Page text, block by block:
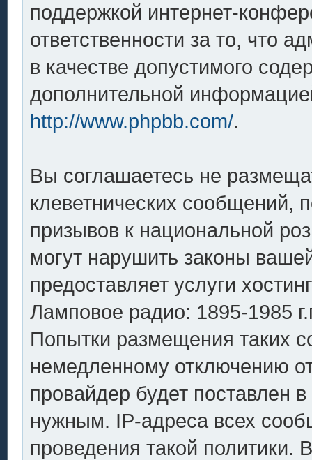
поддержкой интернет-
ответственности за то, что
в качестве допустимого
дополнительной
http://www.phpbb.com/.
Вы соглашаетесь не
клеветнических сообщений,
призывов к национальной
могут нарушить законы
предоставляет услуги
Ламповое радио: 1895-1985
Попытки размещения таких
немедленному отключению
провайдер будет поставлен
нужным. IP-адреса всех
проведения такой политики.